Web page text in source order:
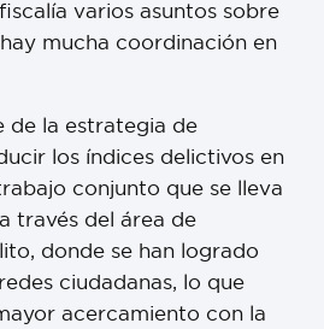
varios asuntos sobre
mucha coordinación en
de la estrategia de
los índices delictivos en
conjunto que se lleva
través del área de
donde se han logrado
ciudadanas, lo que
acercamiento con la